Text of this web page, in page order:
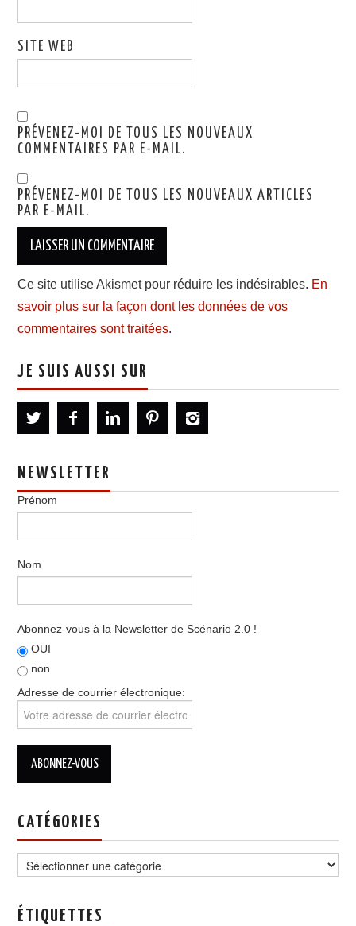
SITE WEB
PRÉVENEZ-MOI DE TOUS LES NOUVEAUX
COMMENTAIRES PAR E-MAIL.
PRÉVENEZ-MOI DE TOUS LES NOUVEAUX ARTICLES
PAR E-MAIL.
Ce site utilise Akismet pour réduire les indésirables. En
savoir plus sur la façon dont les données de vos
commentaires sont traitées.
JE SUIS AUSSI SUR
NEWSLETTER
Prénom
Nom
Abonnez-vous à la Newsletter de Scénario 2.0 !
OUI
non
Adresse de courrier électronique:
CATÉGORIES
ÉTIQUETTES